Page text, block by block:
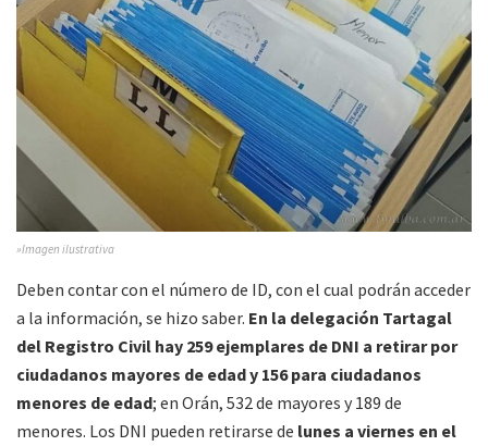
»Imagen ilustrativa
Deben contar con el número de ID, con el cual podrán acceder
a la información, se hizo saber. En la delegación Tartagal
del Registro Civil hay 259 ejemplares de DNI a retirar por
ciudadanos mayores de edad y 156 para ciudadanos
menores de edad; en Orán, 532 de mayores y 189 de
menores. Los DNI pueden retirarse de lunes a viernes en el